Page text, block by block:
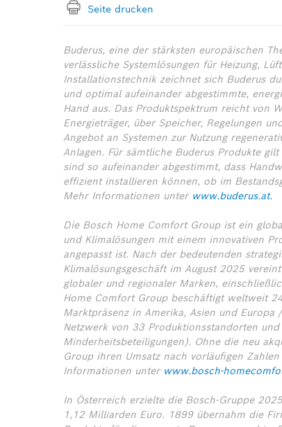
Seite drucken
Buderus, eine der stärksten europäischen
verlässliche Systemlösungen für Heizung,
Installationstechnik zeichnet sich Buderus
und optimal aufeinander abgestimmte,
Hand aus. Das Produktspektrum reicht von
Energieträger, über Speicher, Regelungen
Angebot an Systemen zur Nutzung
Anlagen. Für sämtliche Buderus Produkte
sind so aufeinander abgestimmt, dass
effizient installieren können, ob im
Mehr Informationen unter www.buderus.at.
Die Bosch Home Comfort Group ist ein
und Klimalösungen mit einem innovativen
angepasst ist. Nach der bedeutenden
Klimalösungsgeschäft im August 2025
globaler und regionaler Marken,
Home Comfort Group beschäftigt weltweit
Marktpräsenz in Amerika, Asien und
Netzwerk von 33 Produktionsstandorten
Minderheitsbeteiligungen). Ohne die neu
Group ihren Umsatz nach vorläufigen
Informationen unter www.bosch-
In Österreich erzielte die Bosch-Gruppe
1,12 Milliarden Euro. 1899 übernahm die